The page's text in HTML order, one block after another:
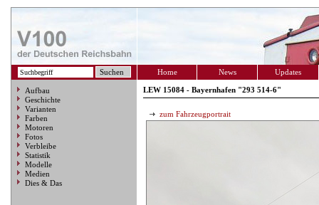
Home News Updates
Aufbau
Geschichte
Varianten
Farben
Motoren
Fotos
Verbleibe
Statistik
Modelle
Medien
Dies & Das
LEW 15084 - Bayernhafen "293 514-6"
zum Fahrzeugportrait